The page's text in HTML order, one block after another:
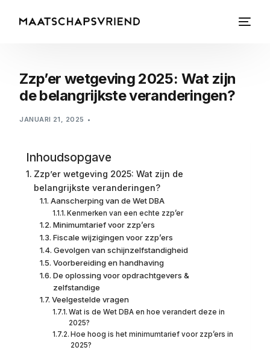
Zzp’er wetgeving 2025: Wat zijn
de belangrijkste veranderingen?
JANUARI 21, 2025
Inhoudsopgave
Zzp’er wetgeving 2025: Wat zijn de
belangrijkste veranderingen?
Aanscherping van de Wet DBA
Kenmerken van een echte zzp’er
Minimumtarief voor zzp’ers
Fiscale wijzigingen voor zzp’ers
Gevolgen van schijnzelfstandigheid
Voorbereiding en handhaving
De oplossing voor opdrachtgevers &
zelfstandige
Veelgestelde vragen
Wat is de Wet DBA en hoe verandert deze in
2025?
Hoe hoog is het minimumtarief voor zzp’ers in
2025?